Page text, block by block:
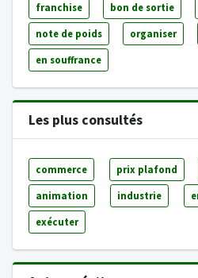
franchise bon de sortie
note de poids organiser
en souffrance
Les plus consultés
commerce prix plafond
animation industrie
exécuter